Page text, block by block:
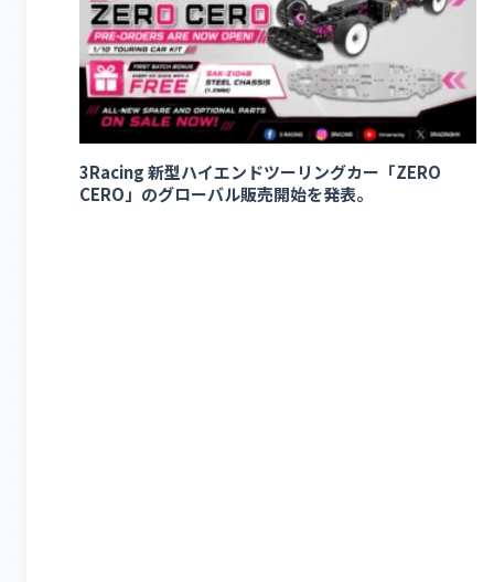
3Racing 新型ハイエンドツーリングカー「ZERO
CERO」のグローバル販売開始を発表。